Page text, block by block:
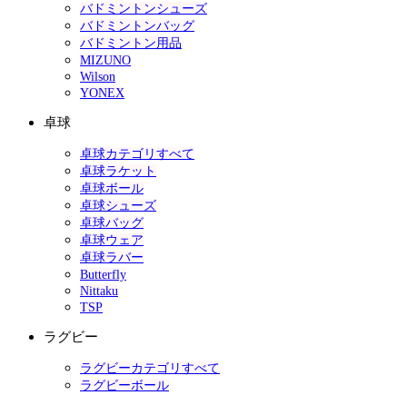
バドミントンシューズ
バドミントンバッグ
バドミントン用品
MIZUNO
Wilson
YONEX
卓球
卓球カテゴリすべて
卓球ラケット
卓球ボール
卓球シューズ
卓球バッグ
卓球ウェア
卓球ラバー
Butterfly
Nittaku
TSP
ラグビー
ラグビーカテゴリすべて
ラグビーボール